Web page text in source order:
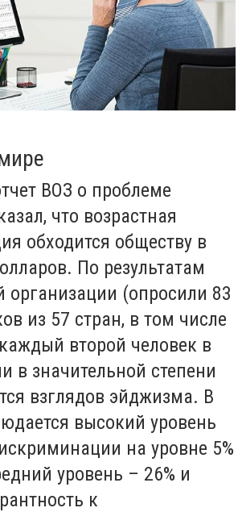
ВОЗ о проблеме
что возрастная
обходится обществу в
По результатам
организации (опросили 83
из 57 стран, в том числе
каждый второй человек в
в значительной степени
взглядов эйджизма. В
высокий уровень
на уровне 5%
уровень – 26% и
к